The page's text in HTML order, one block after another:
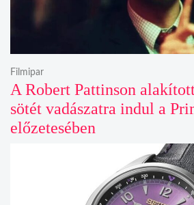
A Robert Pattinson
sötét vadászatra indul a
előzetesében
Filmipar